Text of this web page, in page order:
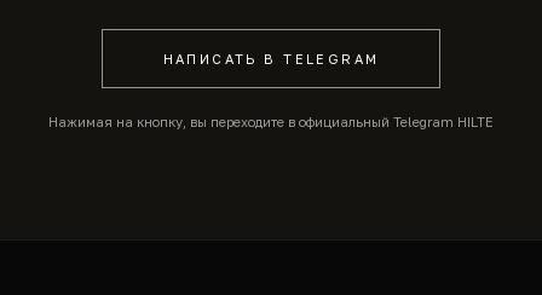
НАПИСАТЬ В TELEGRAM
Нажимая на кнопку, вы переходите в официальный Telegram HILTE